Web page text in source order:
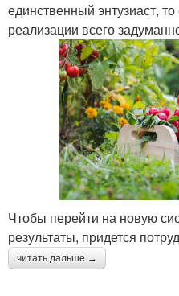
единственный энтузиаст,
реализации всего
Чтобы перейти на новую
результаты, придется
читать дальше →